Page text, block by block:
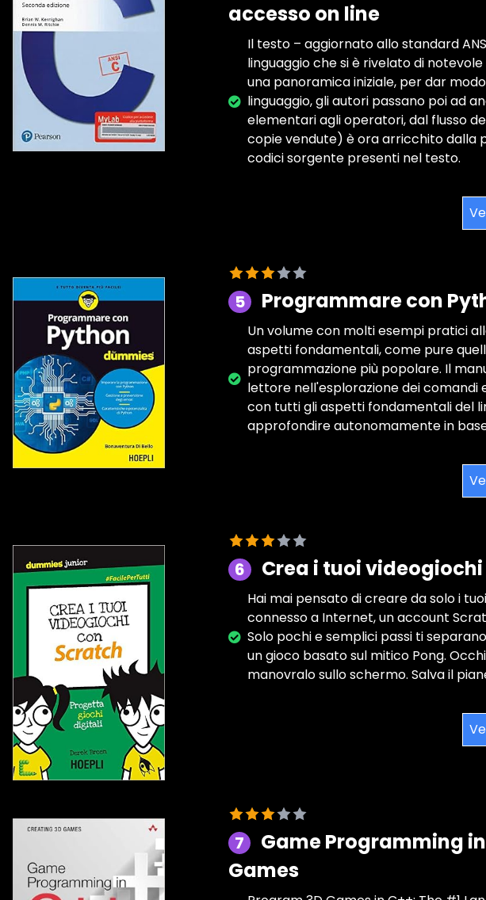
accesso on line
Il testo – aggiornato allo standard
linguaggio che si è rivelato di
una panoramica iniziale, per dar
linguaggio, gli autori passano poi ad
elementari agli operatori, dal flusso
copie vendute) è ora arricchito dalla
codici sorgente presenti nel testo.
5 Programmare con
Un volume con molti esempi pratici
aspetti fondamentali, come pure
programmazione più popolare. Il
lettore nell'esplorazione dei comandi
con tutti gli aspetti fondamentali del
approfondire autonomamente in
6 Crea i tuoi
Hai mai pensato di creare da solo i
connesso a Internet, un account
Solo pochi e semplici passi ti
un gioco basato sul mitico Pong.
manovralo sullo schermo. Salva il
7
Game Programming
Games